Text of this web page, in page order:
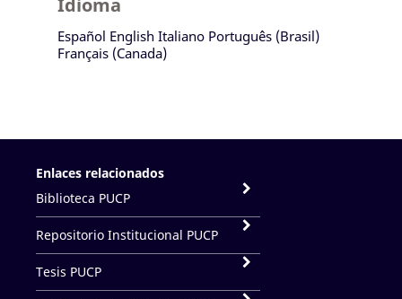
Idioma
Español English Italiano Português (Brasil)
Français (Canada)
Enlaces relacionados
Biblioteca PUCP
Repositorio Institucional PUCP
Tesis PUCP